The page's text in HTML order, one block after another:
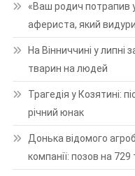
«Ваш родич потрапив
афериста, який
На Вінниччині у липні
тварин на людей
Трагедія у Козятині:
річний юнак
Донька відомого
компанії: позов на 729